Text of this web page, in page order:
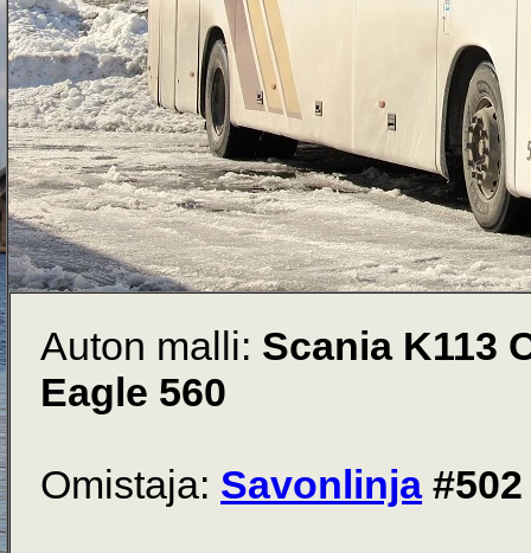
Auton malli: Scania K113
Eagle 560
Omistaja: Savonlinja#502